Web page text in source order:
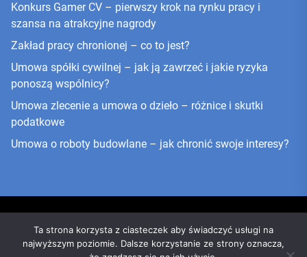
Konkurs Gamer CV – pierwszy krok na rynku pracy i
szansa na atrakcyjne nagrody
Zakład pracy chronionej – co to jest?
Umowa spółki cywilnej – jak ją zawrzeć i jakie ryzyka
ponoszą wspólnicy?
Umowa zlecenie a umowa o dzieło – różnice i skutki
podatkowe
Umowa o roboty budowlane – jak chronić swoje interesy?
Ta strona korzysta z ciasteczek aby świadczyć usługi na
najwyższym poziomie. Dalsze korzystanie ze strony oznacza,